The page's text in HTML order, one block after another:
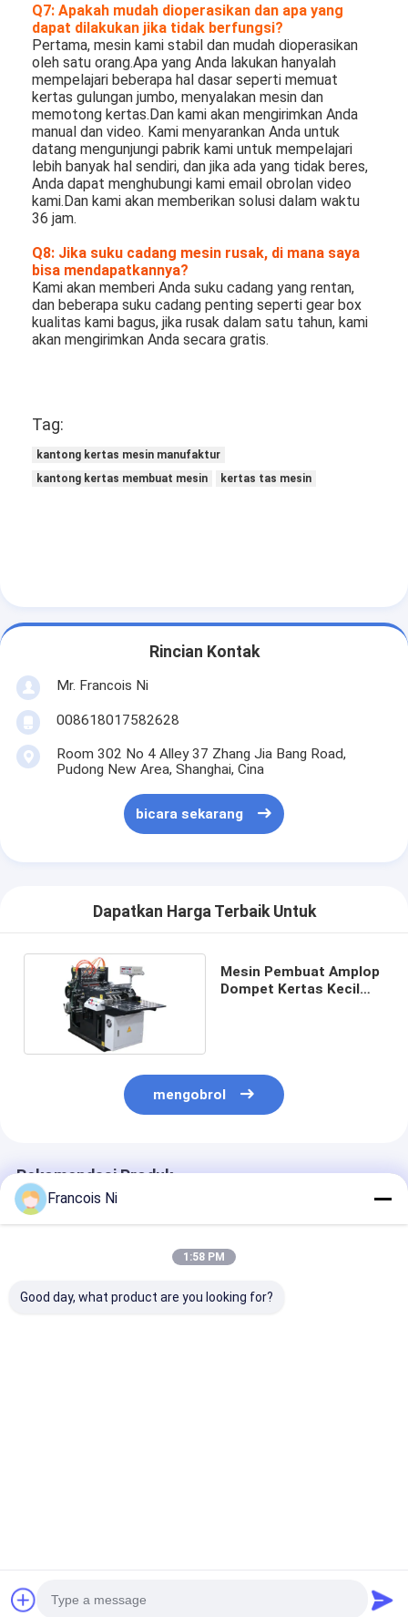
Q7: Apakah mudah dioperasikan dan apa yang
dapat dilakukan jika tidak berfungsi?
Pertama, mesin kami stabil dan mudah dioperasikan
oleh satu orang.Apa yang Anda lakukan hanyalah
mempelajari beberapa hal dasar seperti memuat
kertas gulungan jumbo, menyalakan mesin dan
memotong kertas.Dan kami akan mengirimkan Anda
manual dan video. Kami menyarankan Anda untuk
datang mengunjungi pabrik kami untuk mempelajari
lebih banyak hal sendiri, dan jika ada yang tidak beres,
Anda dapat menghubungi kami email obrolan video
kami.Dan kami akan memberikan solusi dalam waktu
36 jam.
Q8: Jika suku cadang mesin rusak, di mana saya
bisa mendapatkannya?
Kami akan memberi Anda suku cadang yang rentan,
dan beberapa suku cadang penting seperti gear box
kualitas kami bagus, jika rusak dalam satu tahun, kami
akan mengirimkan Anda secara gratis.
Tag:
kantong kertas mesin manufaktur
kantong kertas membuat mesin
kertas tas mesin
Rincian Kontak
Mr. Francois Ni
008618017582628
Room 302 No 4 Alley 37 Zhang Jia Bang Road,
Pudong New Area, Shanghai, Cina
bicara sekarang
Dapatkan Harga Terbaik Untuk
Mesin Pembuat Amplop
Dompet Kertas Kecil
mengobrol
Rekomendasi Produk
Francois Ni
1:58 PM
Good day, what product are you looking for?